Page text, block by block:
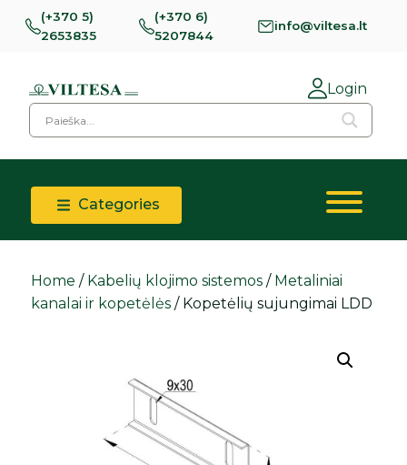
(+370 5)
2653835
(+370 6)
5207844
info@viltesa.lt
Login
Categories
Home / Kabelių klojimo sistemos / Metaliniai
kanalai ir kopetėlės / Kopetėlių sujungimai LDD